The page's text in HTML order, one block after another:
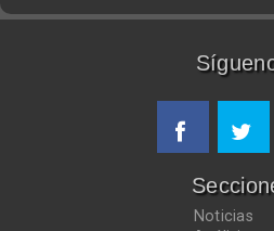
Noticias